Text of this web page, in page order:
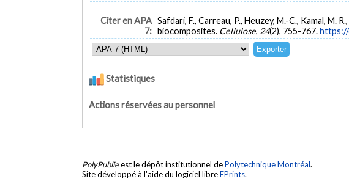
Citer en APA
7:
Safdari, F., Carreau, P., Heuzey, M.-C., Kamal,
biocomposites. Cellulose, 24(2), 755-767.https://
Statistiques
Actions réservées au personnel
PolyPublieest le dépôt institutionnel dePolytechnique Montréal.
Site développé à l'aide du logiciel libreEPrints.